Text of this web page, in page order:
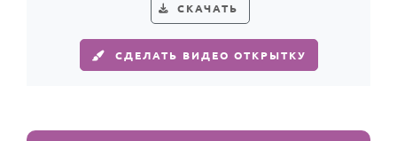
СКАЧАТЬ
СДЕЛАТЬ ВИДЕО ОТКРЫТКУ